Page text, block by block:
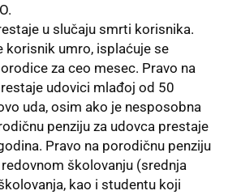
.
u slučaju smrti korisnika.
korisnik umro, isplaćuje se
za ceo mesec. Pravo na
udovici mlađoj od 50
uda, osim ako je nesposobna
penziju za udovca prestaje
Pravo na porodičnu penziju
školovanju (srednja
kao i studentu koji